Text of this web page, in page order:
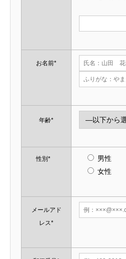
お名前*
年齢*
性別*
男性
女性
メールアド
レス*